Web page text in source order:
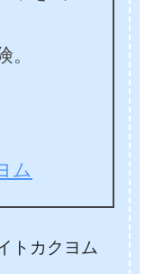
。
ム
トカクヨム